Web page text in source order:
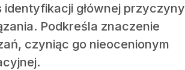
głównej przyczyny
Podkreśla znaczenie
czyniąc go nieocenionym